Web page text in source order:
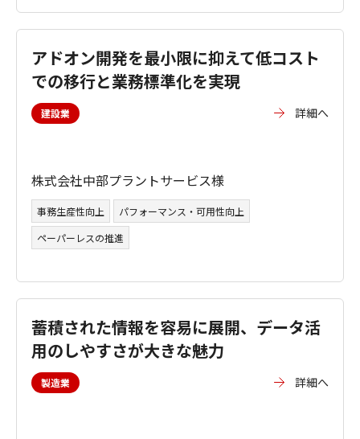
アドオン開発を最小限に抑えて低コスト
での移行と業務標準化を実現
建設業 詳細へ
株式会社中部プラントサービス様
事務生産性向上
パフォーマンス・可用性向上
ペーパーレスの推進
蓄積された情報を容易に展開、データ活
用のしやすさが大きな魅力
製造業 詳細へ